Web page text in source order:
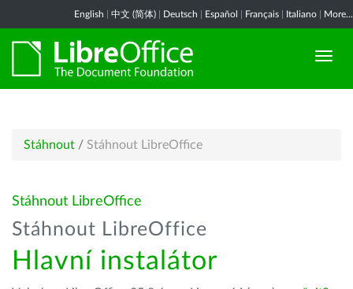
English 中文 (简体) Deutsch Español Français Italiano More...
Stáhnout / Stáhnout LibreOffice
Stáhnout LibreOffice
Stáhnout LibreOffice
Hlavní instalátor